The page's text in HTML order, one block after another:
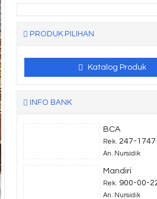
PRODUK PILIHAN
Katalog Produk
INFO BANK
BCA
Rek. 247-
An. Nursidik
Mandiri
Rek. 900-00-
An. Nursidik